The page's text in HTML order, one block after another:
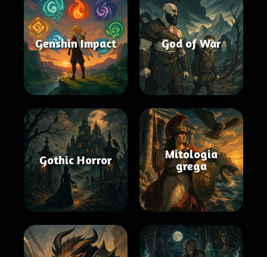
Genshin Impact God of War
Gothic Horror
Mitologia
grega